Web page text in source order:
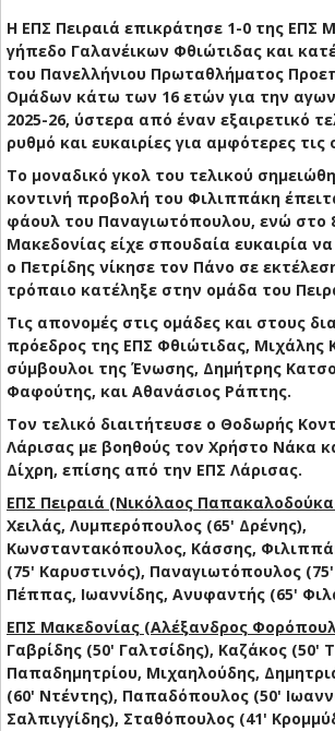
Η ΕΠΣ Πειραιά επικράτησε 1-0 της ΕΠΣ
γήπεδο Γαλανέικων Φθιώτιδας και
του Πανελλήνιου Πρωταθλήματος
Ομάδων κάτω των 16 ετών για την
2025-26, ύστερα από έναν εξαιρετικό
ρυθμό και ευκαιρίες για αμφότερες τις
Το μοναδικό γκολ του τελικού
κοντινή προβολή του Φιλιππάκη
φάουλ του Παναγιωτόπουλου, ενώ στο
Μακεδονίας είχε σπουδαία ευκαιρία
ο Πετρίδης νίκησε τον Πάνο σε
τρόπαιο κατέληξε στην ομάδα του
Τις απονομές στις ομάδες και στους
πρόεδρος της ΕΠΣ Φθιώτιδας, Μιχάλης
σύμβουλοι της Ένωσης, Δημήτρης
Φαφούτης, και Αθανάσιος Ράπτης.
Τον τελικό διαιτήτευσε ο Θοδωρής
Λάρισας με βοηθούς τον Χρήστο Νάκα
Δίχρη, επίσης από την ΕΠΣ Λάρισας.
ΕΠΣ Πειραιά (Νικόλαος
Χειλάς, Λυμπερόπουλος (65' Δρένης),
Κωνσταντακόπουλος, Κάσσης,
(75' Καρυστινός), Παναγιωτόπουλος
Πέππας, Ιωαννίδης, Ανυφαντής (65'
ΕΠΣ Μακεδονίας (Αλέξανδρος
Γαβρίδης (50' Γαλτσίδης), Καζάκος (50'
Παπαδημητρίου, Μιχαηλούδης,
(60' Ντέντης), Παπαδόπουλος (50'
Σαλπιγγίδης), Σταθόπουλος (41'